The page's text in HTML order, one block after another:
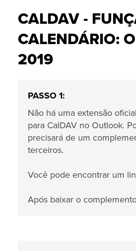
CALDAV -
CALENDÁRIO:
2019
PASSO 1:
Não há uma extensão
para CalDAV no Outlook.
precisará de um
terceiros.
Você pode encontrar um
Após baixar o